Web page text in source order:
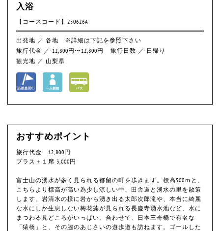
入浴
【コースコード】250626A
出発地 ／ 各地 ※詳細は下記を参照下さい
旅行代金 ／ 12,800円〜12,800円
旅行日数 ／ 日帰り
観光地 ／ 山梨県
おすすめポイント
旅行代金 12,800円
プラス＋１席 3,000円
富士山の湧水が多く見られる都留の町を歩きます。標高500ｍと、
こちらより標高が高い為少し涼しい中、田舎道と湧水の里を散策
します。岩清水の様に岩から湧き出る太郎次郎滝や、本当に綺麗
な水にしか生息しない梅花藻が見られる長慶寺湧水池など、水に
まつわる見どころがいっぱい。合わせて、日本三奇橋で有名な
「猿橋」と、その脇のあじさいの遊歩道も訪ねます。ゴールした